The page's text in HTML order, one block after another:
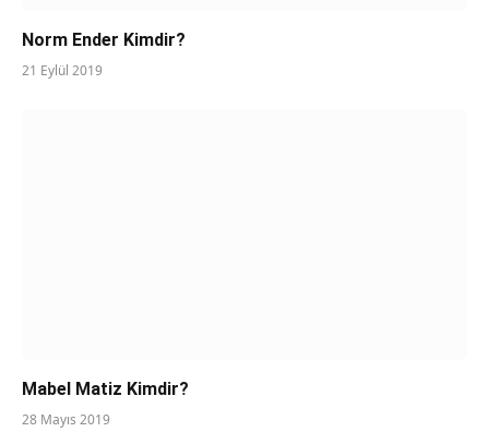
Norm Ender Kimdir?
21 Eylül 2019
Mabel Matiz Kimdir?
28 Mayıs 2019